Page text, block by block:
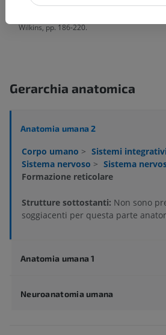
Snell, R.S. (2010). ‘Chapter 5: The
Wilkins, pp. 186-220.
Gerarchia anatomica
Anatomia umana 2
Corpo umano > Sistemi integrativi
Sistema nervoso > Sistema
Formazione reticolare
Strutture sottostanti: Non sono
soggiacenti per questa parte
Anatomia umana 1
Neuroanatomia umana